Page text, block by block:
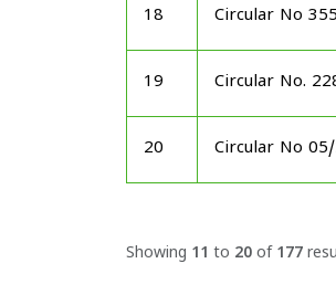
18 Circular No
19 Circular No.
20 Circular No
Showing 11 to 20 of 177